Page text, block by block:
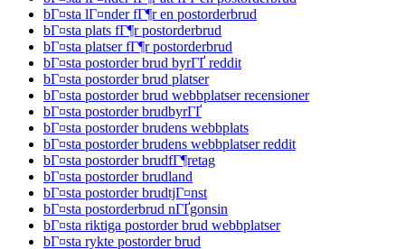
bГ¤sta lГ¤nder fГ¶r en postorderbrud
bГ¤sta plats fГ¶r postorderbrud
bГ¤sta platser fГ¶r postorderbrud
bГ¤sta postorder brud byrГҐ reddit
bГ¤sta postorder brud platser
bГ¤sta postorder brud webbplatser recensioner
bГ¤sta postorder brudbyrГҐ
bГ¤sta postorder brudens webbplats
bГ¤sta postorder brudens webbplatser reddit
bГ¤sta postorder brudfГ¶retag
bГ¤sta postorder brudland
bГ¤sta postorder brudtjГ¤nst
bГ¤sta postorderbrud nГҐgonsin
bГ¤sta riktiga postorder brud webbplatser
bГ¤sta rykte postorder brud